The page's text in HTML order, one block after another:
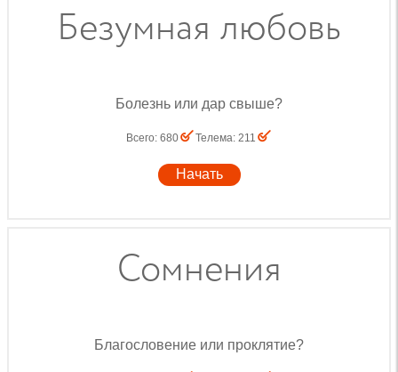
Безумная любовь
Болезнь или дар свыше?
Всего: 680 Телема: 211
Начать
Сомнения
Благословение или проклятие?